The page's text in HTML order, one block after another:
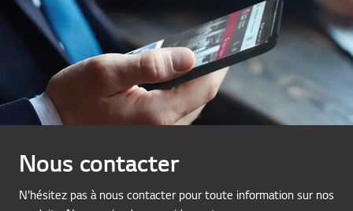
Nous contacter
N'hésitez pas à nous contacter pour toute information sur nos